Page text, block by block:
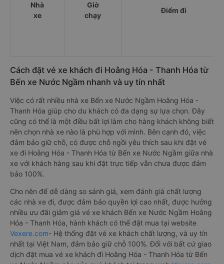
Nhà
xe
Giờ
chạy
Điểm đi
Cách đặt vé xe khách đi Hoằng Hóa - Thanh Hóa từ
Bến xe Nước Ngầm nhanh và uy tín nhất
Việc có rất nhiều nhà xe Bến xe Nước Ngầm Hoằng Hóa -
Thanh Hóa giúp cho du khách có đa dạng sự lựa chọn. Đây
cũng có thể là một điều bất lợi làm cho hàng khách không biết
nên chọn nhà xe nào là phù hợp với mình. Bên cạnh đó, việc
đảm bảo giữ chỗ, có được chỗ ngồi yêu thích sau khi đặt vé
xe đi Hoằng Hóa - Thanh Hóa từ Bến xe Nước Ngầm giữa nhà
xe với khách hàng sau khi đặt trực tiếp vẫn chưa được đảm
bảo 100%.
Cho nên để dễ dàng so sánh giá, xem đánh giá chất lượng
các nhà xe đi, được đảm bảo quyền lợi cao nhất, được hưởng
nhiều ưu đãi giảm giá vé xe khách Bến xe Nước Ngầm Hoằng
Hóa - Thanh Hóa, hành khách có thể đặt mua tại website
Vexere.com- Hệ thống đặt vé xe khách chất lượng, và uy tín
nhất tại Việt Nam, đảm bảo giữ chỗ 100%. Đối với bất cứ giao
dịch đặt mua vé xe khách đi Hoằng Hóa - Thanh Hóa từ Bến